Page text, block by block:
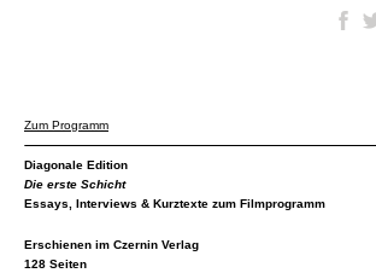
Zum Programm
Diagonale Edition
Die erste Schicht
Essays, Interviews & Kurztexte zum Filmprogramm
Erschienen im Czernin Verlag
128 Seiten